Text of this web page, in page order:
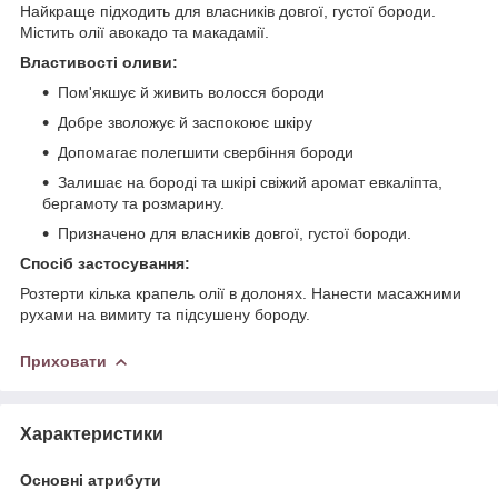
Найкраще підходить для власників довгої, густої бороди.
Містить олії авокадо та макадамії.
Властивості оливи:
Пом'якшує й живить волосся бороди
Добре зволожує й заспокоює шкіру
Допомагає полегшити свербіння бороди
Залишає на бороді та шкірі свіжий аромат евкаліпта,
бергамоту та розмарину.
Призначено для власників довгої, густої бороди.
Спосіб застосування:
Розтерти кілька крапель олії в долонях. Нанести масажними
рухами на вимиту та підсушену бороду.
Приховати
Характеристики
Основні атрибути